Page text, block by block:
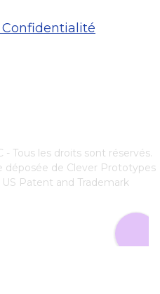
Confidentialité
Tous les droits sont réservés.
déposée de Clever Prototypes
Patent and Trademark